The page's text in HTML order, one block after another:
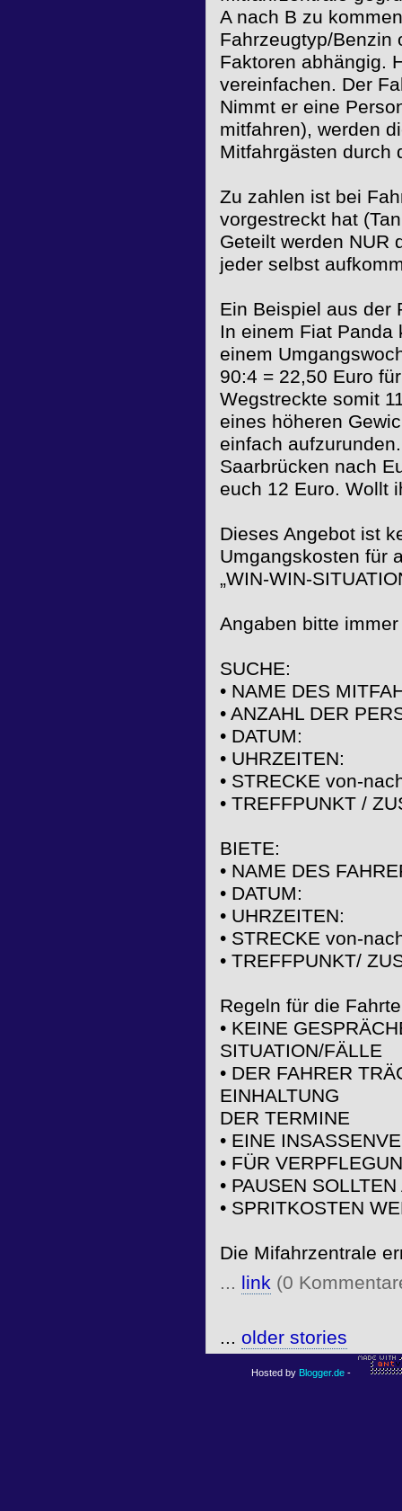
A nach B zu
Fahrzeugtyp/Benzin
Faktoren abhängig.
vereinfachen. Der
Nimmt er eine
mitfahren), werden
Mitfahrgästen durch
Zu zahlen ist bei
vorgestreckt hat
Geteilt werden NUR
jeder selbst
Ein Beispiel aus der
In einem Fiat
einem
90:4 = 22,50 Euro
Wegstreckte somit
eines höheren
einfach
Saarbrücken nach
euch 12 Euro. Wollt
Dieses Angebot ist
Umgangskosten für
„WIN-WIN-
Angaben bitte
SUCHE:
• NAME DES
• ANZAHL DER
• DATUM:
• UHRZEITEN:
• STRECKE von-
• TREFFPUNKT /
BIETE:
• NAME DES
• DATUM:
• UHRZEITEN:
• STRECKE von-
• TREFFPUNKT/
Regeln für die
• KEINE
SITUATION/FÄLLE
• DER FAHRER
EINHALTUNG
DER TERMINE
• EINE
• FÜR
• PAUSEN
• SPRITKOSTEN
Die Mifahrzentrale
... link(0
... older stories
Hosted by Blogger.de -